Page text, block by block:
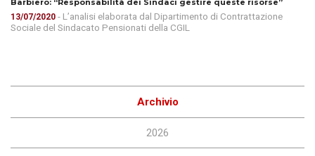
Barbiero: “Responsabilità dei Sindaci gestire queste risorse”
13/07/2020 - L’analisi elaborata dal Dipartimento di Contrattazione
Sociale del Sindacato Pensionati della CGIL
Archivio
2026